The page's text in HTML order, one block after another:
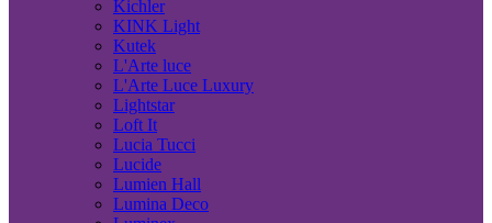
Kichler
KINK Light
Kutek
L'Arte luce
L'Arte Luce Luxury
Lightstar
Loft It
Lucia Tucci
Lucide
Lumien Hall
Lumina Deco